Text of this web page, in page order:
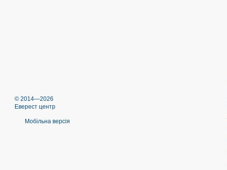
© 2014—2026
Еверест центр
Мобільна версія